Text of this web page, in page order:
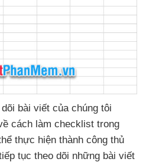
bài viết của chúng tôi
cách làm checklist trong
thực hiện thành công thủ
tục theo dõi những bài viết